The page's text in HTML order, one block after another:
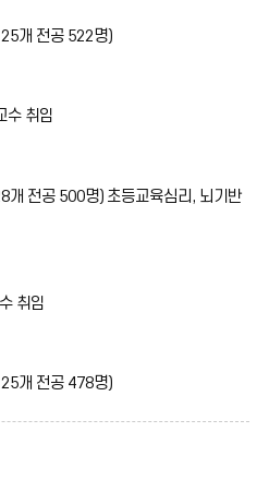
개 전공 522명)
수 취임
개 전공 500명) 초등교육심리, 뇌기반
취임
개 전공 478명)